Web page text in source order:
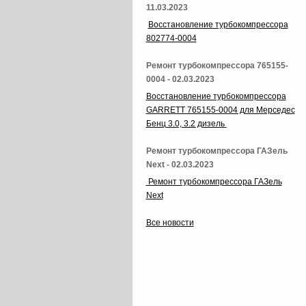
11.03.2023
Восстановление турбокомпрессора
802774-0004
Ремонт турбокомпрессора 765155-
0004 - 02.03.2023
Восстановление турбокомпрессора
GARRETT 765155-0004 для Мерседес
Бенц 3.0, 3.2 дизель
Ремонт турбокомпрессора ГАЗель
Next - 02.03.2023
Ремонт турбокомпрессора ГАЗель
Next
Все новости